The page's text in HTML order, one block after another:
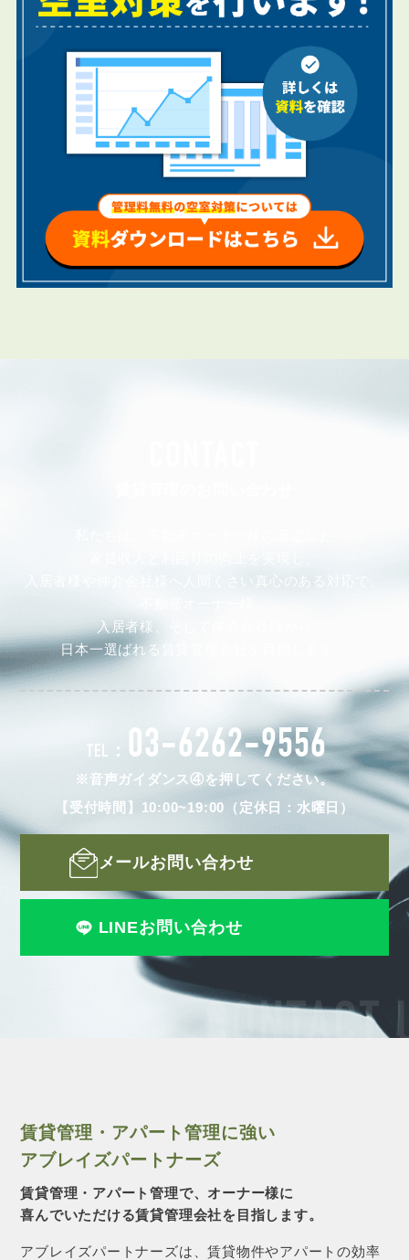
CONTACT
入居者様や仲介会社様へ人間くさい真心のある対応で、
入居者様、そして仲介会社様から
日本一選ばれる賃貸管理会社を目指します。
TEL： 03-6262-9556
※音声ガイダンス④を押してください。
【受付時間】10:00~19:00（定休日：水曜日）
メールお問い合わせ
LINEお問い合わせ
賃貸管理・アパート管理に強い
アブレイズパートナーズ
賃貸管理・アパート管理で、オーナー様に
喜んでいただける賃貸管理会社を目指します。
アブレイズパートナーズは、賃貸物件やアパートの効率